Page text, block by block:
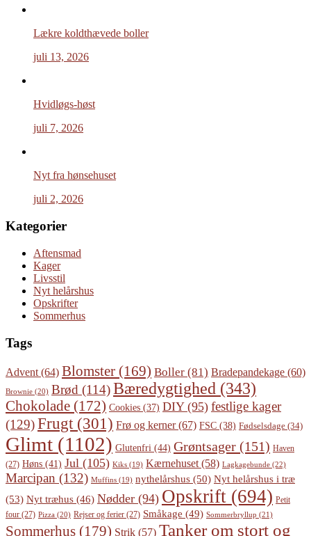
Lækre koldthævede boller
juli 13, 2026
Hvidløgs-høst
juli 7, 2026
Nyt fra hønsehuset
juli 2, 2026
Kategorier
Aftensmad
Kager
Livsstil
Nyt helårshus
Opskrifter
Sommerhus
Tags
Advent (64) Blomster (169) Boller (81) Bradepandekage (60)
Brownie (20) Brød (114)Bæredygtighed (343)
Chokolade (172) Cookies (37) DIY(95) festlige kager
(129)Frugt(301) Frø og kerner(67) FSC (38) Fødselsdage (34)
Glimt (1102) Glutenfri (44) Grøntsager (151) Haven
(27) Høns (41) Jul (105) Kiks (19) Kærnehuset (58) Lagkagebunde (22)
Marcipan (132) Muffins (19) nythelårshus (50) Nyt helårshus i træ
(53) Nyt træhus (46) Nødder (94) Opskrift (694) Petit
four (27) Pizza (20) Rejser og ferier (27) Småkage (49) Sommerbryllup (21)
Sommerhus (179) Strik (57) Tanker om stort og